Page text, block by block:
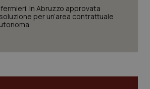
In Abruzzo approvata
per un’area contrattuale
Statistici
contribuiscono a rendere fruibile il
funzionalità di base quali la
senza questi cookie.